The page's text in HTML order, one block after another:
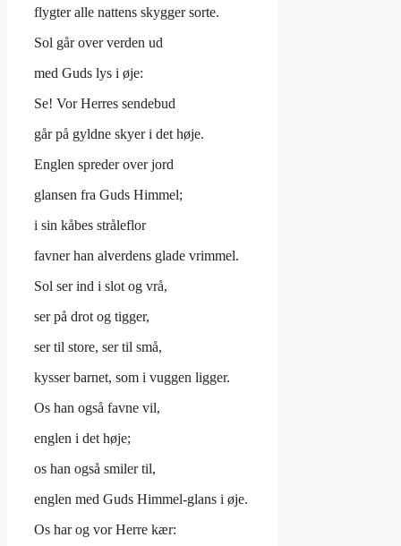
flygter alle nattens skygger sorte.
Sol går over verden ud
med Guds lys i øje:
Se! Vor Herres sendebud
går på gyldne skyer i det høje.
Englen spreder over jord
glansen fra Guds Himmel;
i sin kåbes stråleflor
favner han alverdens glade vrimmel.
Sol ser ind i slot og vrå,
ser på drot og tigger,
ser til store, ser til små,
kysser barnet, som i vuggen ligger.
Os han også favne vil,
englen i det høje;
os han også smiler til,
englen med Guds Himmel-glans i øje.
Os har og vor Herre kær: